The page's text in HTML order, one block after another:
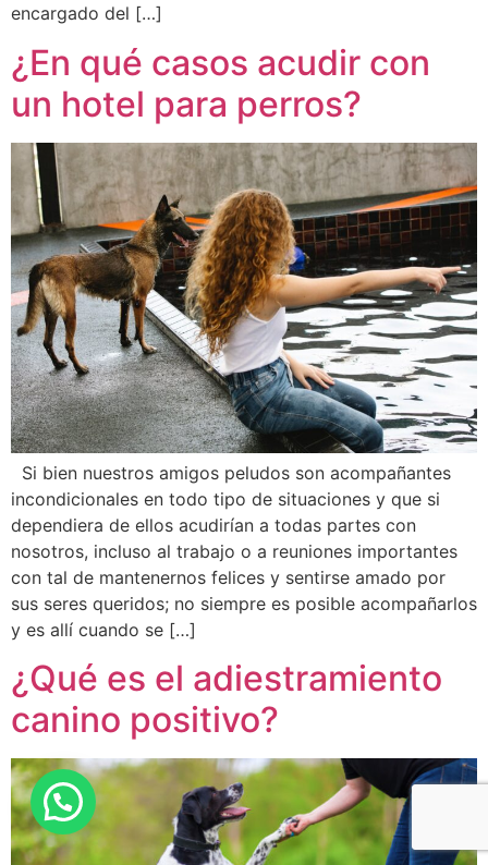
encargado del […]
¿En qué casos acudir con
un hotel para perros?
Si bien nuestros amigos peludos son acompañantes
incondicionales en todo tipo de situaciones y que si
dependiera de ellos acudirían a todas partes con
nosotros, incluso al trabajo o a reuniones importantes
con tal de mantenernos felices y sentirse amado por
sus seres queridos; no siempre es posible acompañarlos
y es allí cuando se […]
¿Qué es el adiestramiento
canino positivo?